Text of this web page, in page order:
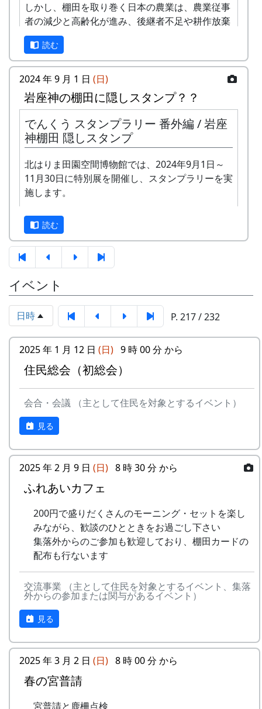
- アンジェラ
⻩⾦の
海
1999
2
グリーンマウンテン
ボーイズ
みんな
-
グリーンマウンテン
ボーイズ
あした
は帰ろ
2000
ボーイズ
ってい
る
2002
- ⽉ーアカリ
4
H CORPORATION
(II)
僕の中
のふる
さと
- H CORPORATION
きたよ
- HCORPORATION(II)
5
メシアとポン四郎バ
ンド
棚⽥の
イネに
1999 2002
-
メシアとポン四郎バ
の⾥へ
メシアとポン四郎バ
ンド
⽔と太
で
1999 2001
6 MASA BAND
この町
1999 2000
⾵〜棚
⽥'99〜
- MASA BAND
しかし、棚田を取り巻く日本の農業は、農業従事
者の減少と高齢化が進み、後継者不足や耕作放棄
地の増大を生じています。
このような危機に直面している日本の農業・農村
を守るためには、その基盤となる棚田を維持・保
全することが国民共通の課題となっています。
棚田学会は、長年にわたり棚田に関する研究・啓
蒙を行ってきましたが、新たに「棚田のいま」を
テーマに棚田の現状を写真に捉え、広く国民に発
信して棚田の維持・保全に寄与したいと考え、こ
こに、棚田学会主催の第2回 棚田学会 「棚田のい
ま」 フォトコンテストを下記のように開催しま
す。奮ってご応募ください。
応募
資格
棚田保全に関心のある方はどなたでも
応募できます
募集
期間
2024年10月1日 ～ 2025年2月29日
応募
方法
下記フォームから応募してください
応募
一人3点までとします。一点ずつ別々
応募
作品
の要
日本国内の棚田地域を対象としたもの
で、2021年4月1日以降に撮影され、未
発表のもの
審査
棚田学会内に審査委員会を設け、公正
に審査します
賞品
与します
入賞
作品
・棚田学会2025年度棚田学会総会
（2025年8月予定）で発表します。
読む
2024 年 9 月 1 日 (日)
岩座神の棚田に隠しスタンプ？？
でんくう スタンプラリー 番外編 / 岩座
神棚田 隠しスタンプ
北はりま田園空間博物館では、2024年9月1日～
11月30日に特別展を開催し、スタンプラリーを実
施します。
正式なスタンプラリーは何カ所も行かないと達成
できませんが、No. 173 「棚田の里 岩座神」に
は、何と、1個だけで達成できる隠しスタンプが
置いてあります。このスタンプは、北はりまエコ
ミュージアムで100円割引券として使えます。
イベントのときに来て下さい
ただし、スタンプを置いている岩座神の公会堂は
ふだんは閉まっていますので、いつ来てもスタン
プを押せるわけではありません。
毎月第2日曜日の「ふれあいカフェ」や、10月20
日の「棚田の収穫祭」など、岩座神のイベントの
時においでください。
2024-09-08 ふれあいカフェ
2024-10-13 ふれあいカフェ
スタンプの台帳 = まるごとガイド
スタンプラリーでは、『まるごとガイド』をスタ
ンプ台帳として使います。
「棚田の里 岩座神」は 69 ページ、No. 173 で
す。
スタンプラリー
正式なスタンプラリーには、アナログ5コース、
デジタル3コースがあり、達成した人には以下の
特典があたえられます。
抽選で3名様に「博物館セット」
達成者にもれなく「コンプリート賞」
特別展マグネット（5個セット）
ガチャ1回チャレンジ
詳しくは 北はりま田園空間博物館 特別展＞スタ
読む
イベント
日時 P. 217 / 232
2025 年 1 月 12 日 (日) 9 時 00 分 から
住民総会（初総会）
会合・会議 （主として住民を対象とするイベント）
見る
2025 年 2 月 9 日 (日) 8 時 30 分 から
ふれあいカフェ
200円で盛りだくさんのモーニング・セットを楽し
みながら、歓談のひとときをお過ごし下さい
集落外からのご参加も歓迎しており、棚田カードの
配布も行ないます
交流事業 （主として住民を対象とするイベント、集落
外からの参加または関与があるイベント）
見る
2025 年 3 月 2 日 (日) 8 時 00 分 から
春の宮普請
宮普請と鹿柵点検